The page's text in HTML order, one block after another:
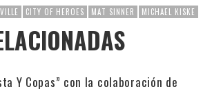
CITY OF HEROES MAT SINNER MICHAEL KISKE
Y Copas” con la colaboración de